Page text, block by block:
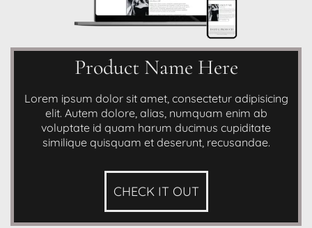
Product Name Here
Lorem ipsum dolor sit amet, consectetur adipisicing
elit. Autem dolore, alias, numquam enim ab
voluptate id quam harum ducimus cupiditate
similique quisquam et deserunt, recusandae.
CHECK IT OUT